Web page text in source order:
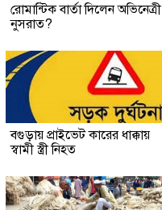
রোমান্টিক বার্তা দিলেন অভিনেত্রী
নুসরাত?
বগুড়ায় প্রাইভেট কারের ধাক্কায়
স্বামী স্ত্রী নিহত